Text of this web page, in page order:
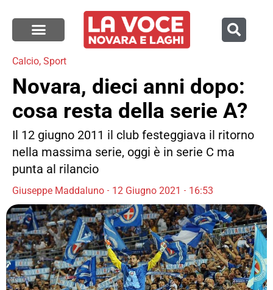
Calcio, Sport
Novara, dieci anni dopo:
cosa resta della serie A?
Il 12 giugno 2011 il club festeggiava il ritorno
nella massima serie, oggi è in serie C ma
punta al rilancio
Giuseppe Maddaluno 12 Giugno 2021 16:53